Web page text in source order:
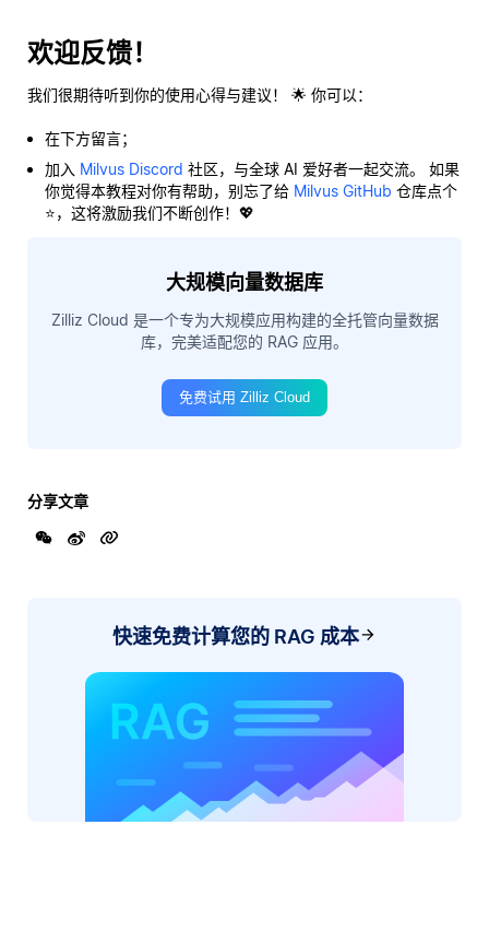
欢迎反馈！
我们很期待听到你的使用心得与建议！ 🌟 你可以：
在下方留言；
加入 Milvus Discord 社区，与全球 AI 爱好者一起交流。 如果
你觉得本教程对你有帮助，别忘了给 Milvus GitHub 仓库点个
⭐，这将激励我们不断创作！💖
大规模向量数据库
Zilliz Cloud 是一个专为大规模应用构建的全托管向量数据
库，完美适配您的 RAG 应用。
免费试用 Zilliz Cloud
分享文章
快速免费计算您的 RAG 成本